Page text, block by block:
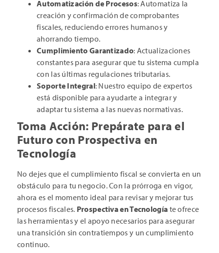
Automatización de Procesos: Automatiza la
creación y confirmación de comprobantes
fiscales, reduciendo errores humanos y
ahorrando tiempo.
Cumplimiento Garantizado: Actualizaciones
constantes para asegurar que tu sistema cumpla
con las últimas regulaciones tributarias.
Soporte Integral: Nuestro equipo de expertos
está disponible para ayudarte a integrar y
adaptar tu sistema a las nuevas normativas.
Toma Acción: Prepárate para el
Futuro con Prospectiva en
Tecnología
No dejes que el cumplimiento fiscal se convierta en un
obstáculo para tu negocio. Con la prórroga en vigor,
ahora es el momento ideal para revisar y mejorar tus
procesos fiscales. Prospectiva en Tecnología te ofrece
las herramientas y el apoyo necesarios para asegurar
una transición sin contratiempos y un cumplimiento
continuo.